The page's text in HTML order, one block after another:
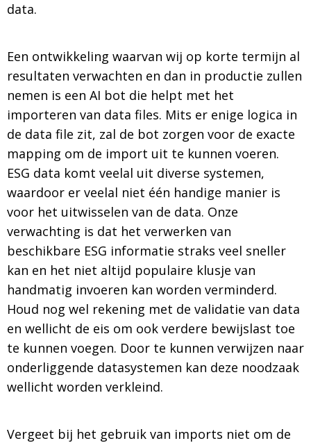
data.
Een ontwikkeling waarvan wij op korte termijn al
resultaten verwachten en dan in productie zullen
nemen is een AI bot die helpt met het
importeren van data files. Mits er enige logica in
de data file zit, zal de bot zorgen voor de exacte
mapping om de import uit te kunnen voeren.
ESG data komt veelal uit diverse systemen,
waardoor er veelal niet één handige manier is
voor het uitwisselen van de data. Onze
verwachting is dat het verwerken van
beschikbare ESG informatie straks veel sneller
kan en het niet altijd populaire klusje van
handmatig invoeren kan worden verminderd.
Houd nog wel rekening met de validatie van data
en wellicht de eis om ook verdere bewijslast toe
te kunnen voegen. Door te kunnen verwijzen naar
onderliggende datasystemen kan deze noodzaak
wellicht worden verkleind.
Vergeet bij het gebruik van imports niet om de